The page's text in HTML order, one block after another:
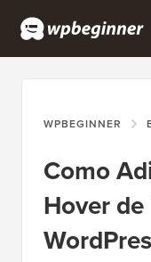
WPBEGINNER
Como
Hover